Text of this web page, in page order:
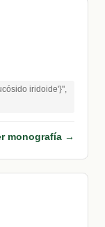
iridoide'}",
monografía →